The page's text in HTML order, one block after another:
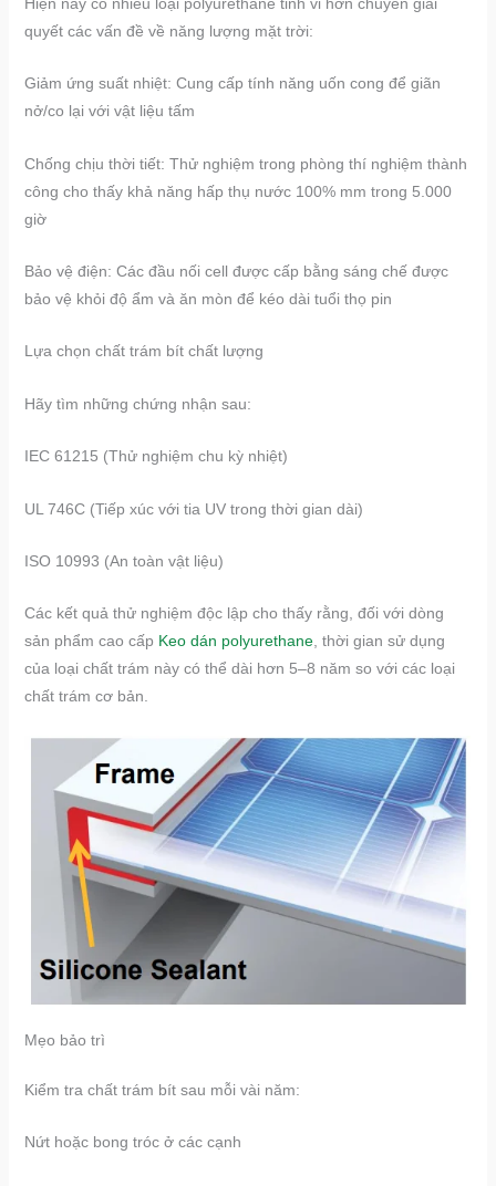
quyết các vấn đề về năng lượng mặt trời:
Giảm ứng suất nhiệt: Cung cấp tính năng uốn cong để giãn
nở/co lại với vật liệu tấm
​​Chống chịu thời tiết: Thử nghiệm trong phòng thí nghiệm thành
công cho thấy khả năng hấp thụ nước 100% mm trong 5.000
giờ
Bảo vệ điện: Các đầu nối cell được cấp bằng sáng chế được
bảo vệ khỏi độ ẩm và ăn mòn để kéo dài tuổi thọ pin
​​Lựa chọn chất trám bít chất lượng​​
Hãy tìm những chứng nhận sau:
IEC 61215 (Thử nghiệm chu kỳ nhiệt)
UL 746C (Tiếp xúc với tia UV trong thời gian dài)
ISO 10993 (An toàn vật liệu)
Các kết quả thử nghiệm độc lập cho thấy rằng, đối với dòng
sản phẩm cao cấp Keo dán polyurethane, thời gian sử dụng
của loại chất trám này có thể dài hơn 5–8 năm so với các loại
chất trám cơ bản.
​​Mẹo bảo trì​​
Kiểm tra chất trám bít sau mỗi vài năm:
Nứt hoặc bong tróc ở các cạnh